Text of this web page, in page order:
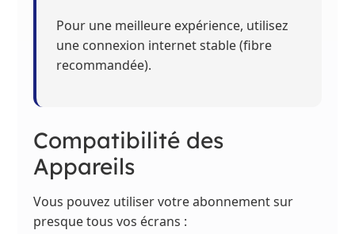
Pour une meilleure expérience, utilisez
une connexion internet stable (fibre
recommandée).
Compatibilité des
Appareils
Vous pouvez utiliser votre abonnement sur
presque tous vos écrans :